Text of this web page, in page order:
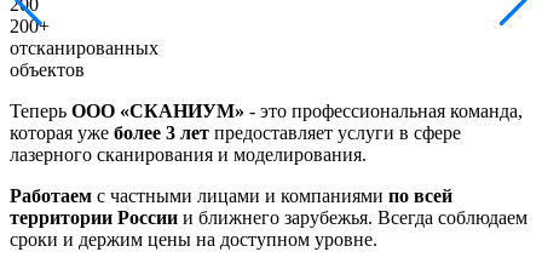
200
200+
отсканированных
объектов
Теперь ООО «СКАНИУМ» - это профессиональная команда,
которая уже более 3 лет предоставляет услуги в сфере
лазерного сканирования и моделирования.
Работаем с частными лицами и компаниями по всей
территории России и ближнего зарубежья. Всегда соблюдаем
сроки и держим цены на доступном уровне.